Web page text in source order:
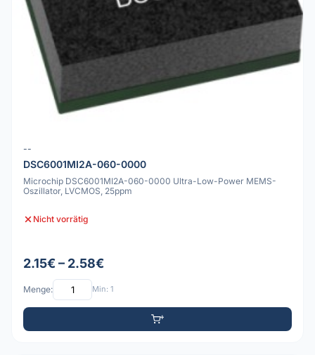
--
DSC6001MI2A-060-0000
Microchip DSC6001MI2A-060-0000 Ultra-Low-Power MEMS-
Oszillator, LVCMOS, 25ppm
Nicht vorrätig
2.15€ – 2.58€
Menge: Min: 1